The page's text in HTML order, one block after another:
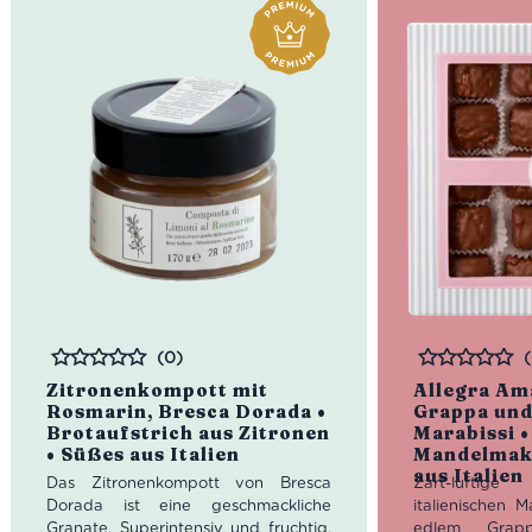
Zitronenkompott mit
Rosmarin, Bresca Dorada •
Brotaufstrich aus Zitronen
• Süßes aus Italien
Bewertet
(0)
Das Zitronenkompott von Bresca
Dorada ist eine geschmackliche
Granate. Superintensiv und fruchtig,
Allegra
Grappa
Marabissi
aus Italien
Bewertet
Zart-
italienischen
edlem